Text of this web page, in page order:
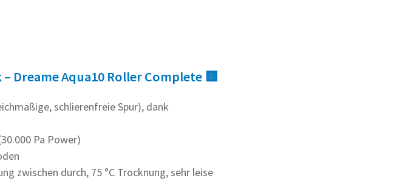
Dreame Aqua10 Roller Complete 🟨
schlierenfreie Spur), dank
Pa Power)
zwischen durch, 75 °C Trocknung, sehr leise